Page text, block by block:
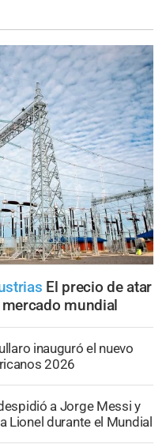
El precio de atar
mundial
inauguró el nuevo
2026
a Jorge Messi y
Lionel durante el Mundial